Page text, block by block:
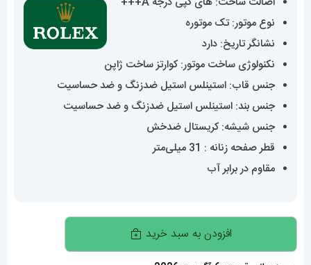
نوع موتور: تک موتوره
نشانگر تاریخ: دارد
نکنولوژی ساخت موتور: کوارتز ساخت ژاپن
جنس قاب: استینلس استیل ضدزنگ و ضد حساسیت
جنس بند: استینلس استیل ضدزنگ و ضد حساسیت
جنس شیشه: کریستال ضدخش
قطر صفحه زنانه : 31 میلی‌متر
مقاوم در برابر آب
ساعتمچی
زنانه
افزودن به سبد خرید